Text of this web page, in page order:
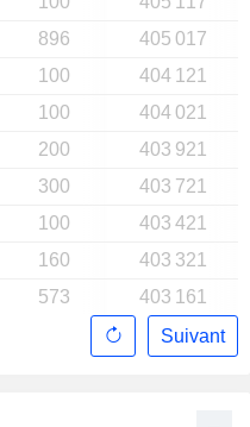
896
405 017
100
404 121
100
404 021
200
403 921
300
403 721
100
403 421
160
403 321
573
403 161
Suivant